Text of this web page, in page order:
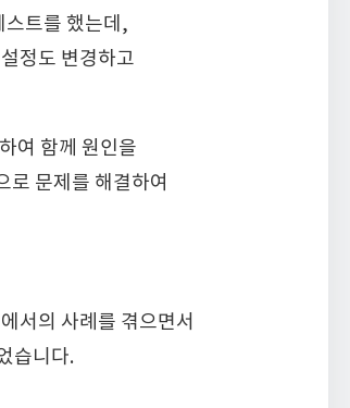
스트를 했는데,
정도 변경하고
여 함께 원인을
로 문제를 해결하여
서의 사례를 겪으면서
습니다.